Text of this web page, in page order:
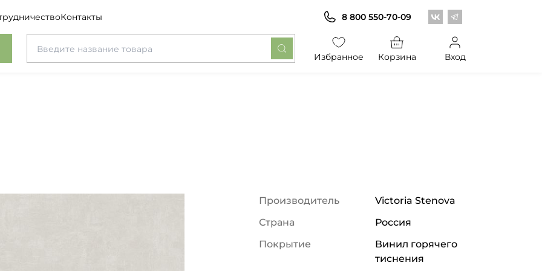
Контакты Центр обоев во
Центр обоев в
8 800 550-70-09
Избранное Корзина Вход
Производитель
Victoria Stenova
Страна
Россия
Покрытие
Винил горячего
тиснения